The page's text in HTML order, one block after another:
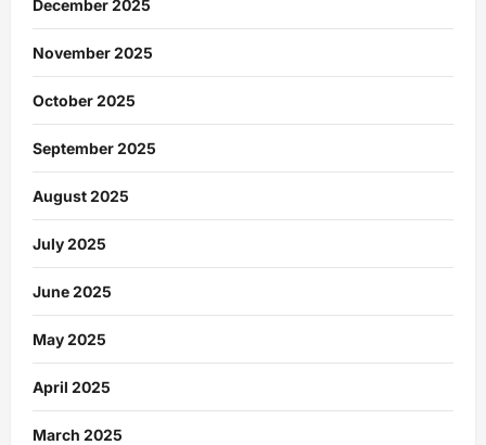
December 2025
November 2025
October 2025
September 2025
August 2025
July 2025
June 2025
May 2025
April 2025
March 2025